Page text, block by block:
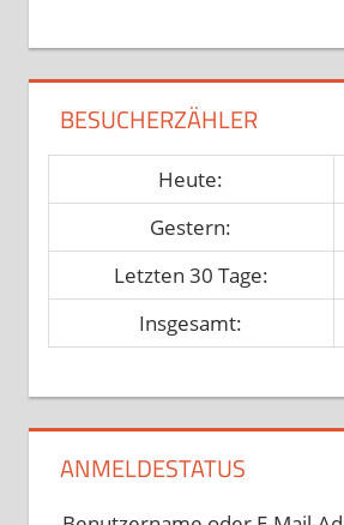
BESUCHERZÄHLER
Heute:
Gestern:
Letzten 30 Tage:
Insgesamt:
ANMELDESTATUS